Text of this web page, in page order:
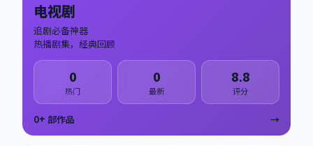
电视剧
追剧必备神器
热播剧集，经典回顾
0
热门
0
最新
8.8
评分
0+ 部作品 →